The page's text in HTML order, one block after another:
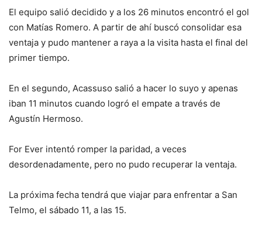
El equipo salió decidido y a los 26 minutos encontró el gol
con Matías Romero. A partir de ahí buscó consolidar esa
ventaja y pudo mantener a raya a la visita hasta el final del
primer tiempo.
En el segundo, Acassuso salió a hacer lo suyo y apenas
iban 11 minutos cuando logró el empate a través de
Agustín Hermoso.
For Ever intentó romper la paridad, a veces
desordenadamente, pero no pudo recuperar la ventaja.
La próxima fecha tendrá que viajar para enfrentar a San
Telmo, el sábado 11, a las 15.